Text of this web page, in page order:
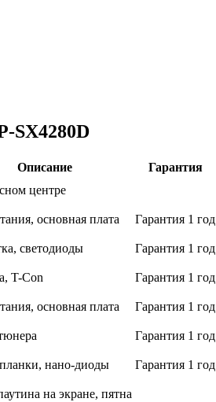
SX4280D
Описание Гарантия
центре
основная плата Гарантия 1 год
светодиоды Гарантия 1 год
T-Con Гарантия 1 год
основная плата Гарантия 1 год
Гарантия 1 год
нано-диоды Гарантия 1 год
на экране, пятна